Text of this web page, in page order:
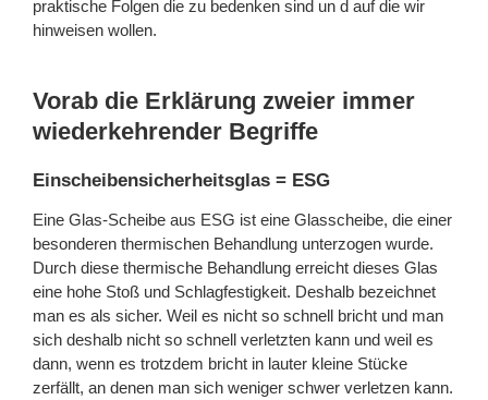
praktische Folgen die zu bedenken sind un d auf die wir
hinweisen wollen.
Vorab die Erklärung zweier immer
wiederkehrender Begriffe
Einscheibensicherheitsglas = ESG
Eine Glas-Scheibe aus ESG ist eine Glasscheibe, die einer
besonderen thermischen Behandlung unterzogen wurde.
Durch diese thermische Behandlung erreicht dieses Glas
eine hohe Stoß und Schlagfestigkeit. Deshalb bezeichnet
man es als sicher. Weil es nicht so schnell bricht und man
sich deshalb nicht so schnell verletzten kann und weil es
dann, wenn es trotzdem bricht in lauter kleine Stücke
zerfällt, an denen man sich weniger schwer verletzen kann.